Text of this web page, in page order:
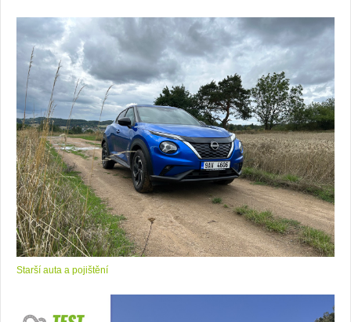
Starší auta a pojištění